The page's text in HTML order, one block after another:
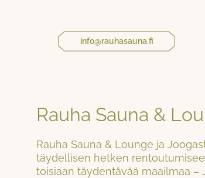
info@rauhasauna.fi
Rauha Sauna &
Rauha Sauna & Lounge ja
täydellisen hetken
toisiaan täydentävää maailmaa